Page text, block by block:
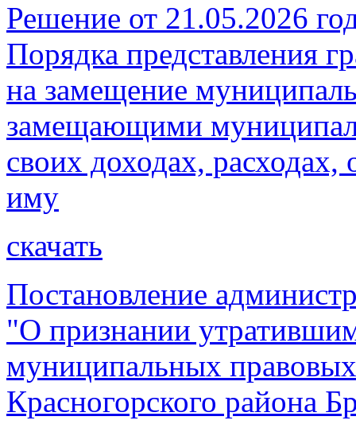
Решение от 21.05.2026
Порядка представления
на замещение
замещающими
своих доходах, расходах,
иму
скачать
Постановление
"О признании
муниципальных
Красногорского района